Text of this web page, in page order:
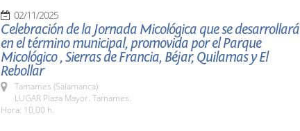
02/11/2025
Celebración de la Jornada Micológica que se desarrollará
en el término municipal, promovida por el Parque
Micológico , Sierras de Francia, Béjar, Quilamas y El
Rebollar
Tamames (Salamanca)
LUGAR Plaza Mayor. Tamames.
Hora: 10,00 h.